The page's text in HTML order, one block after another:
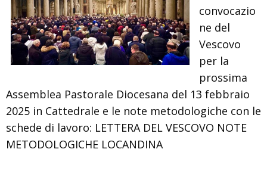
convocazio
ne del
Vescovo
per la
prossima
Assemblea Pastorale Diocesana del 13 febbraio
2025 in Cattedrale e le note metodologiche con le
schede di lavoro: LETTERA DEL VESCOVO NOTE
METODOLOGICHE LOCANDINA